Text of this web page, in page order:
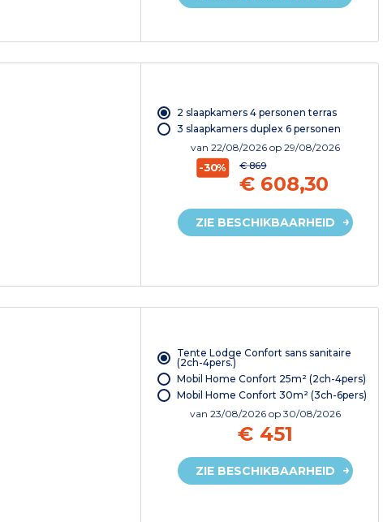
2 slaapkamers 4 personen terras
3 slaapkamers duplex 6 personen
van 22/08/2026 op 29/08/2026
-30% € 869
€ 608,30
ZIE BESCHIKBAARHEID
Tente Lodge Confort sans sanitaire
(2ch-4pers.)
Mobil Home Confort 25m² (2ch-4pers)
Mobil Home Confort 30m² (3ch-6pers)
van 23/08/2026 op 30/08/2026
€ 451
ZIE BESCHIKBAARHEID